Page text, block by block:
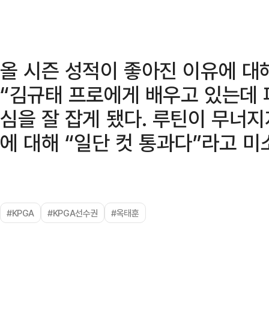
올 시즌 성적이 좋아진 이유에 대
“김규태 프로에게 배우고 있는
심을 잘 잡게 됐다. 루틴이 무너
에 대해 “일단 컷 통과다”라고 미
#KPGA #KPGA선수권 #옥태훈